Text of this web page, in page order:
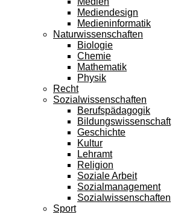
Mediendesign
Medieninformatik
Naturwissenschaften
Biologie
Chemie
Mathematik
Physik
Recht
Sozialwissenschaften
Berufspädagogik
Bildungswissenschaft
Geschichte
Kultur
Lehramt
Religion
Soziale Arbeit
Sozialmanagement
Sozialwissenschaften
Sport